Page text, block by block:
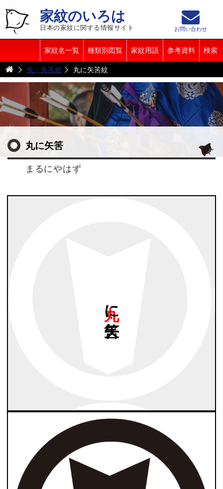
家紋のいろは
日本の家紋に関する情報サイト
家紋名一覧 種類別図覧 家紋用語 参考資料 検索
お問い合わせ
矢・矢筈紋 丸に矢筈紋
丸に矢筈
まるにやはず
矢筈